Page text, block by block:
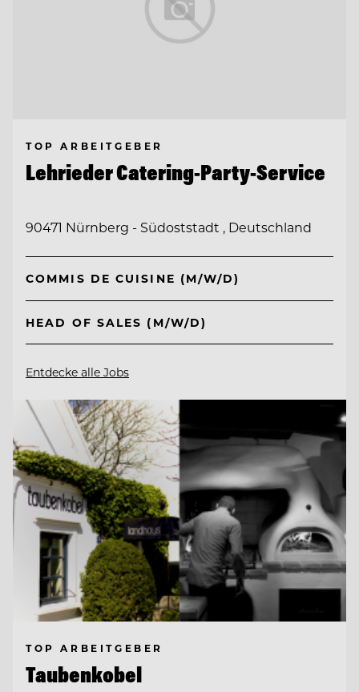
TOP ARBEITGEBER
Lehrieder Catering-Party-Service
90471 Nürnberg - Südoststadt , Deutschland
COMMIS DE CUISINE (M/W/D)
HEAD OF SALES (M/W/D)
Entdecke alle Jobs
TOP ARBEITGEBER
Taubenkobel